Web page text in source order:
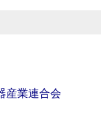
産業連合会